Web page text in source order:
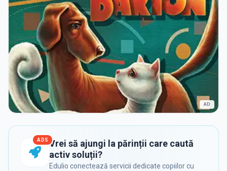
AD
ADS Vrei să ajungi la părinții care caută
activ soluții?
Edulio conectează servicii dedicate copiilor cu